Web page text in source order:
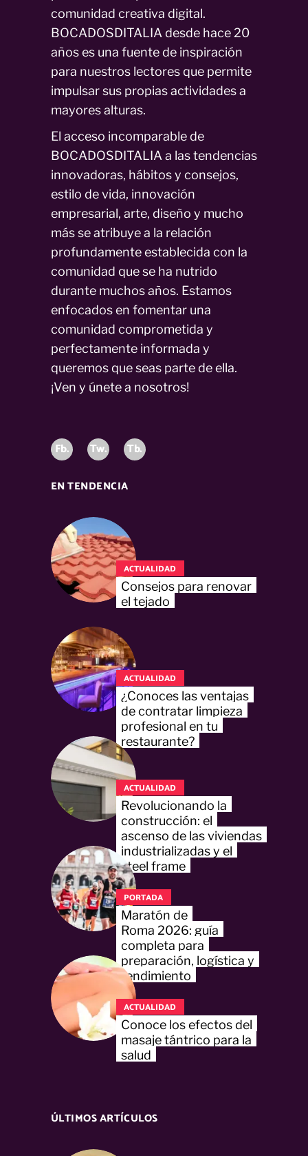
comunidad creativa digital.
BOCADOSDITALIA desde hace 20
años es una fuente de inspiración
para nuestros lectores que permite
impulsar sus propias actividades a
mayores alturas.
El acceso incomparable de
BOCADOSDITALIA a las tendencias
innovadoras, hábitos y consejos,
estilo de vida, innovación
empresarial, arte, diseño y mucho
más se atribuye a la relación
profundamente establecida con la
comunidad que se ha nutrido
durante muchos años. Estamos
enfocados en fomentar una
comunidad comprometida y
perfectamente informada y
queremos que seas parte de ella.
¡Ven y únete a nosotros!
Fb. Tw. Tb.
EN TENDENCIA
ACTUALIDAD
Consejos para renovar
el tejado
ACTUALIDAD
¿Conoces las ventajas
de contratar limpieza
profesional en tu
restaurante?
ACTUALIDAD
Revolucionando la
construcción: el
ascenso de las viviendas
industrializadas y el
steel frame
PORTADA
Maratón de
Roma 2026: guía
completa para
preparación, logística y
rendimiento
ACTUALIDAD
Conoce los efectos del
masaje tántrico para la
salud
ÚLTIMOS ARTÍCULOS